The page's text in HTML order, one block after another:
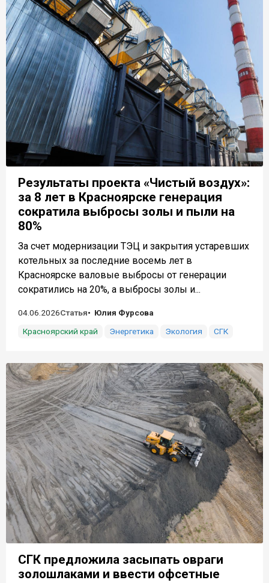
Результаты проекта «Чистый воздух»:
за 8 лет в Красноярске генерация
сократила выбросы золы и пыли на
80%
За счет модернизации ТЭЦ и закрытия устаревших
котельных за последние восемь лет в
Красноярске валовые выбросы от генерации
сократились на 20%, а выбросы золы и...
04.06.2026Статья
Юлия Фурсова
Красноярский край
Энергетика Экология СГК
СГК предложила засыпать овраги
золошлаками и ввести офсетные